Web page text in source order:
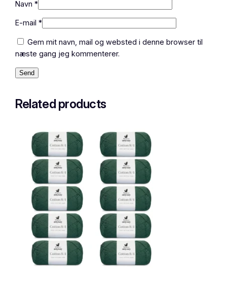
l
Navn*
E-mail*
Gem mit navn, mail og websted i denne browser til
næste gang jeg kommenterer.
Related products